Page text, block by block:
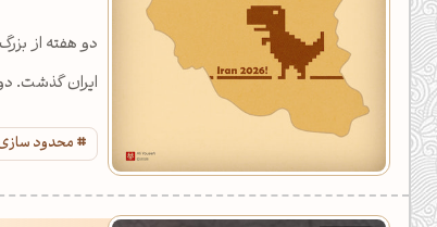
دو هفته از
ایران گذشت.
محدود سازی